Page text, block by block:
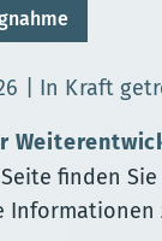
In Kraft
finden
Informationen